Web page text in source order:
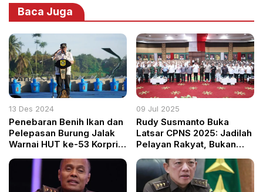
Baca Juga
13 Des 2024
Penebaran Benih Ikan dan
Pelepasan Burung Jalak
Warnai HUT ke-53 Korpri
09 Jul 2025
Rudy Susmanto Buka
Latsar CPNS 2025: Jadilah
Pelayan Rakyat, Bukan